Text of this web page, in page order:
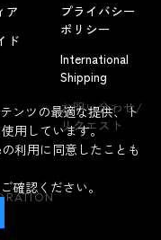
よくあるお問い合わせ
ア
ド
プライバシー
ポリシー
International
Shipping
お問い合わせ/
リクエスト
ンツの最適な提供、ト
用しています。
利用に同意したことも
確認ください。